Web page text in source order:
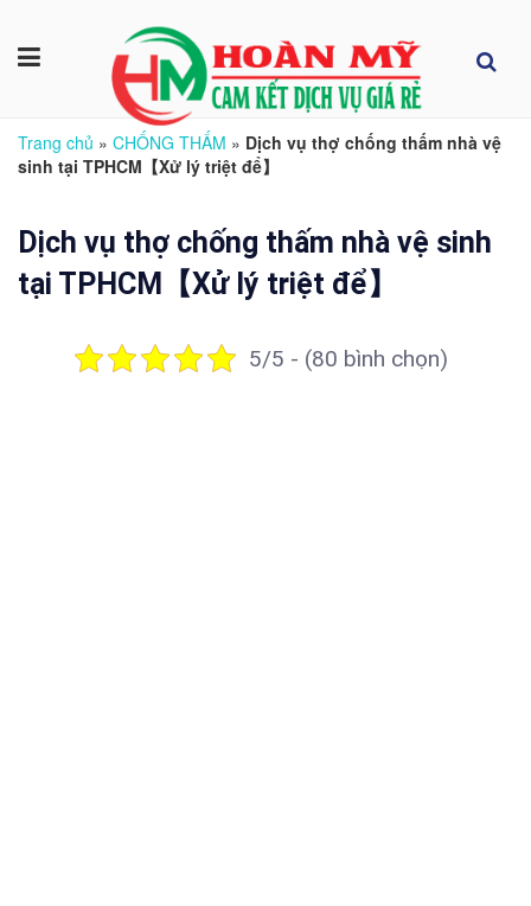
Trang chủ » CHỐNG THẤM » Dịch vụ thợ chống thấm nhà vệ
sinh tại TPHCM【Xử lý triệt để】
Dịch vụ thợ chống thấm nhà vệ sinh
tại TPHCM【Xử lý triệt để】
5/5 - (80 bình chọn)